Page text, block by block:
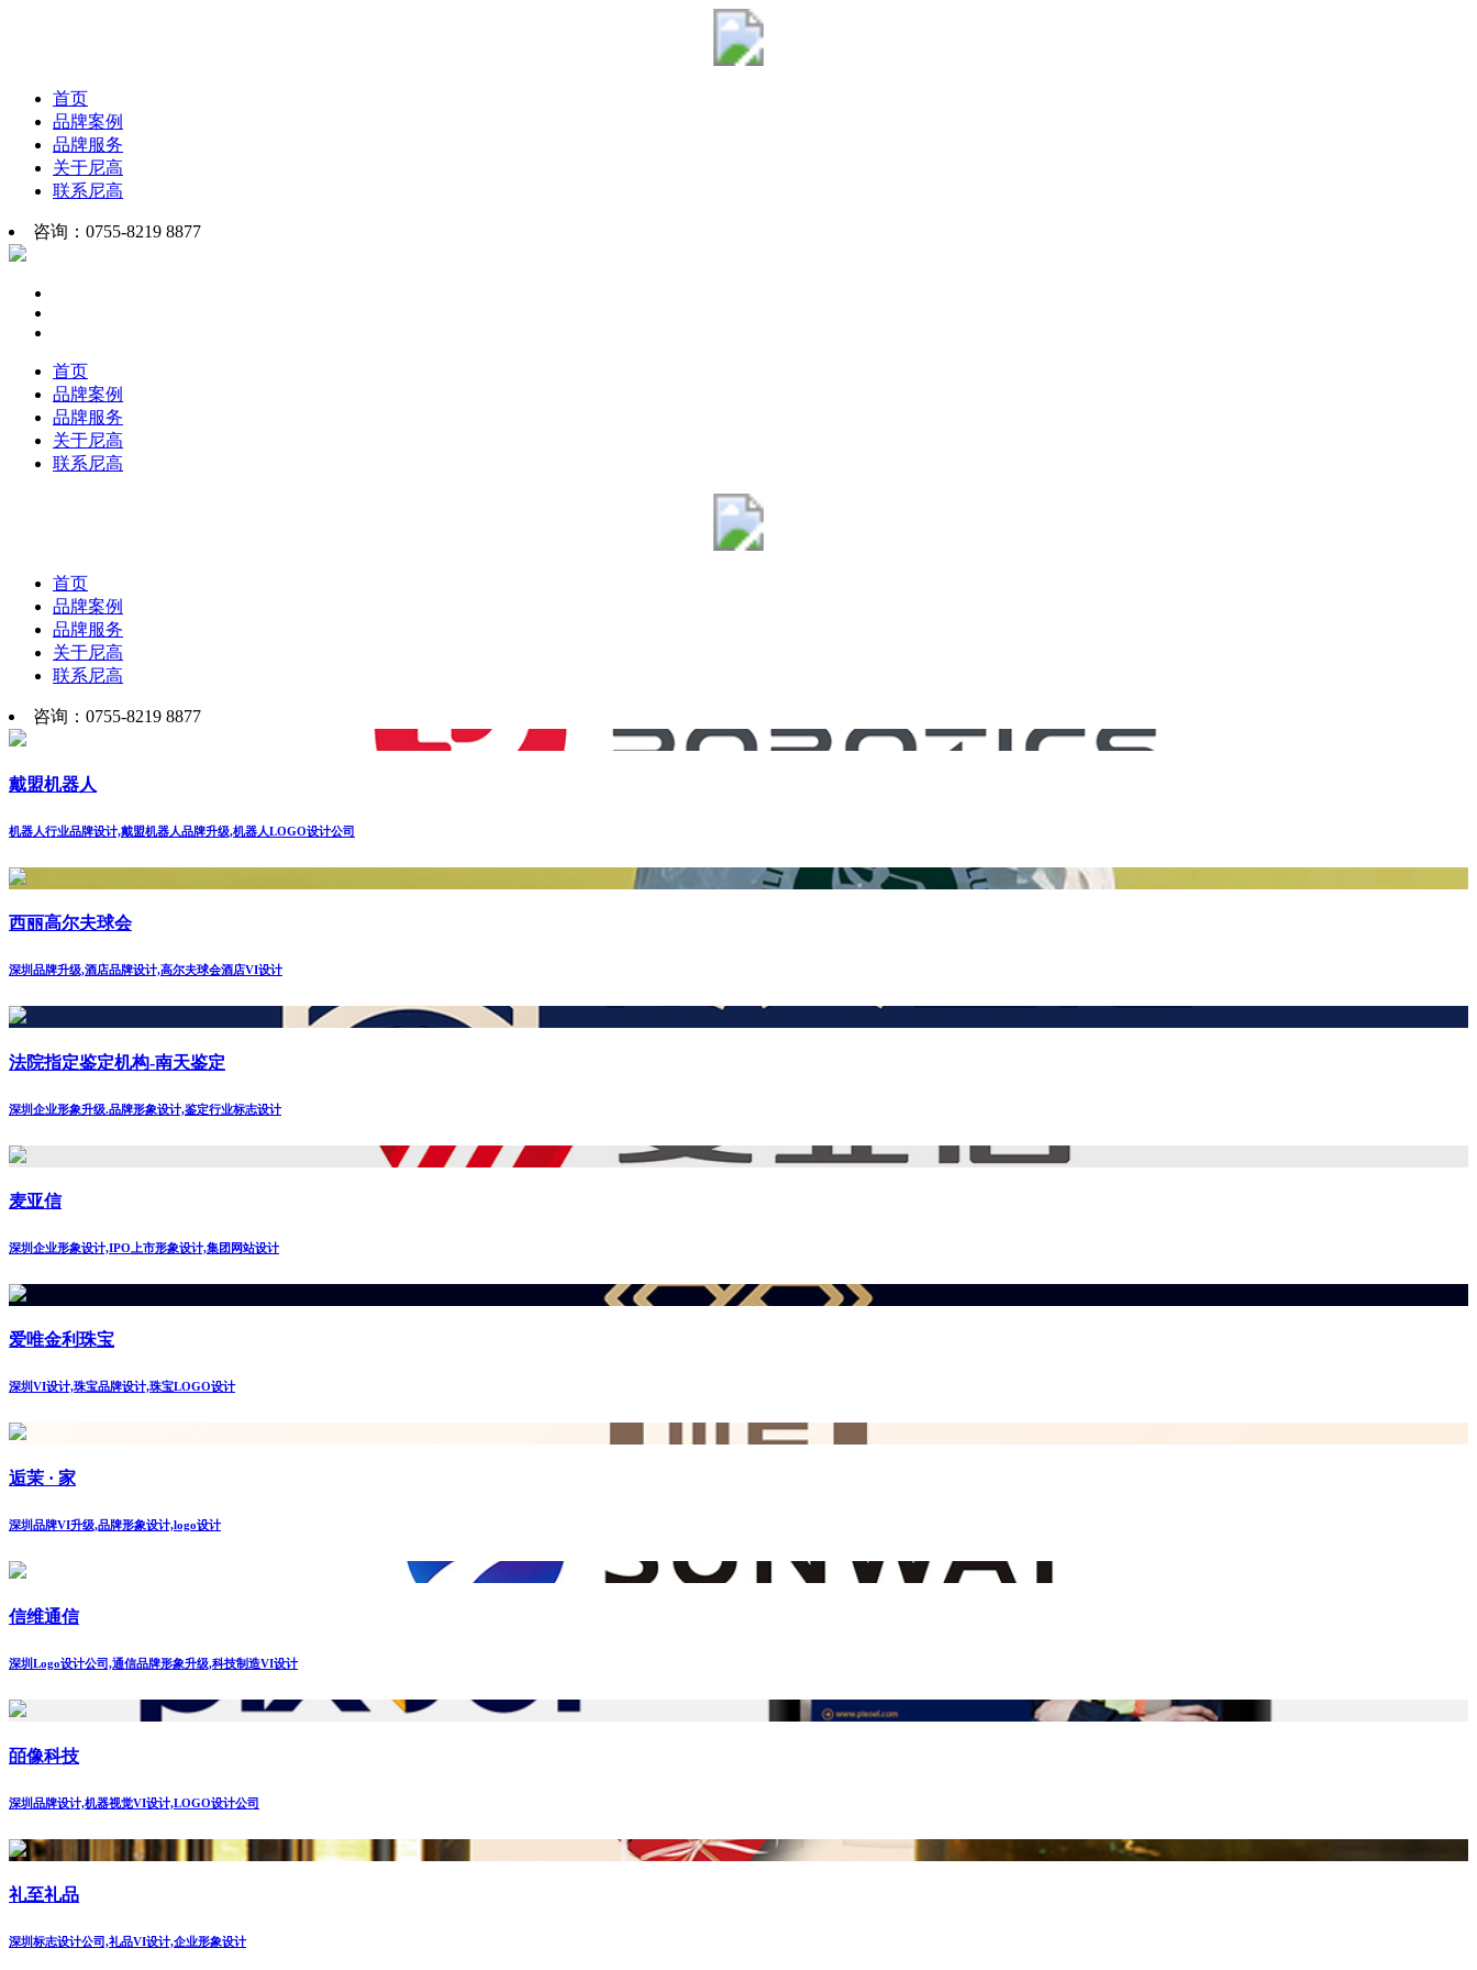
首页
品牌案例
品牌服务
关于尼高
联系尼高
咨询：0755-8219 8877
首页
品牌案例
品牌服务
关于尼高
联系尼高
首页
品牌案例
品牌服务
关于尼高
联系尼高
咨询：0755-8219 8877
戴盟机器人
机器人行业品牌设计,戴盟机器人品牌升级,机器人LOGO设计公司
西丽高尔夫球会
深圳品牌升级,酒店品牌设计,高尔夫球会酒店VI设计
法院指定鉴定机构-南天鉴定
深圳企业形象升级.品牌形象设计,鉴定行业标志设计
麦亚信
深圳企业形象设计,IPO上市形象设计,集团网站设计
爱唯金利珠宝
深圳VI设计,珠宝品牌设计,珠宝LOGO设计
逅茉 · 家
深圳品牌VI升级,品牌形象设计,logo设计
信维通信
深圳Logo设计公司,通信品牌形象升级,科技制造VI设计
皕像科技
深圳品牌设计,机器视觉VI设计,LOGO设计公司
礼至礼品
深圳标志设计公司,礼品VI设计,企业形象设计